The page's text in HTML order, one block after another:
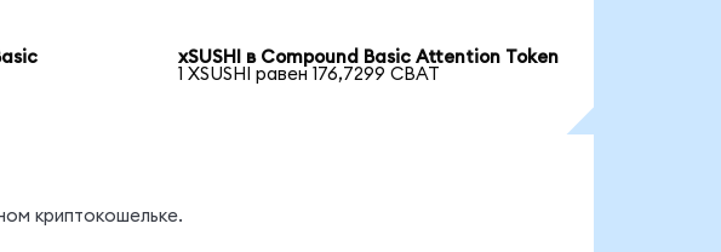
xSUSHI в Compound Basic Attention Token
1 XSUSHI равен 176,7299 CBAT
криптокошельке.